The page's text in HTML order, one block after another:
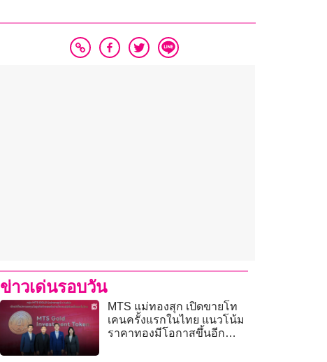
ข่าวเด่นรอบวัน
MTS แม่ทองสุก เปิดขายโท
เคนครั้งแรกในไทย แนวโน้ม
ราคาทองมีโอกาสขึ้นอีก